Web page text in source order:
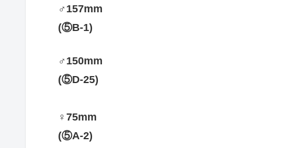
♂157mm
(⑤B-1)
♂150mm
(⑤D-25)
♀75mm
(⑤A-2)